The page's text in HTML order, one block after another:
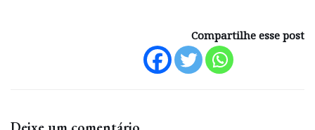
Compartilhe esse post